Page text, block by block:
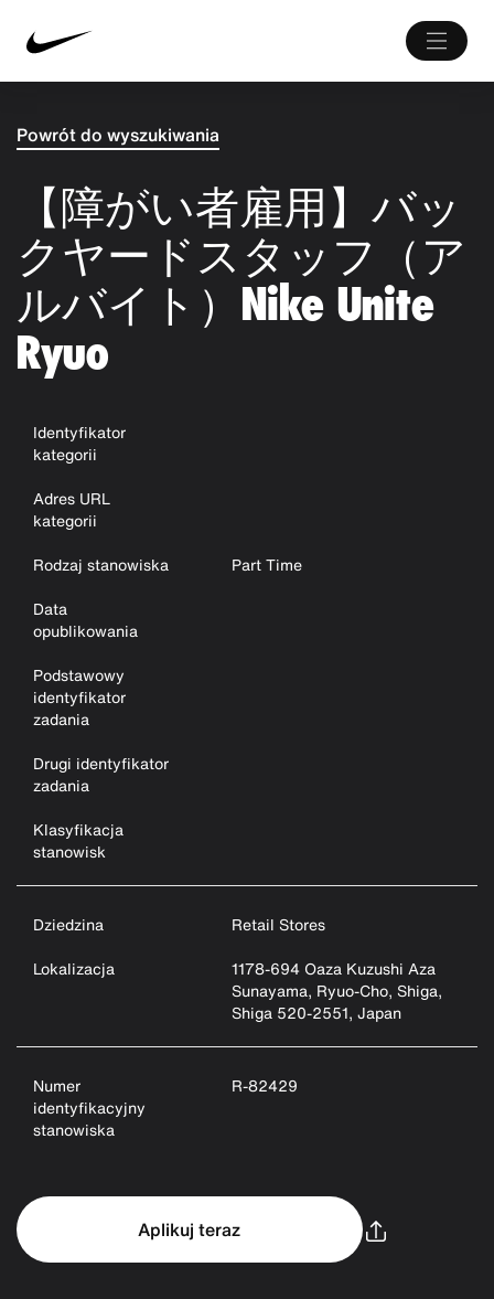
Powrót do wyszukiwania
【障がい者雇用】バッ
クヤードスタッフ（ア
ルバイト）Nike Unite
Ryuo
Identyfikator
kategorii
Adres URL
kategorii
Rodzaj stanowiska
Part Time
Data
opublikowania
Podstawowy
identyfikator
zadania
Drugi identyfikator
zadania
Klasyfikacja
stanowisk
Dziedzina
Retail Stores
Lokalizacja
1178-694 Oaza Kuzushi Aza
Sunayama, Ryuo-Cho, Shiga,
Shiga 520-2551, Japan
Numer
identyfikacyjny
stanowiska
R-82429
Aplikuj teraz